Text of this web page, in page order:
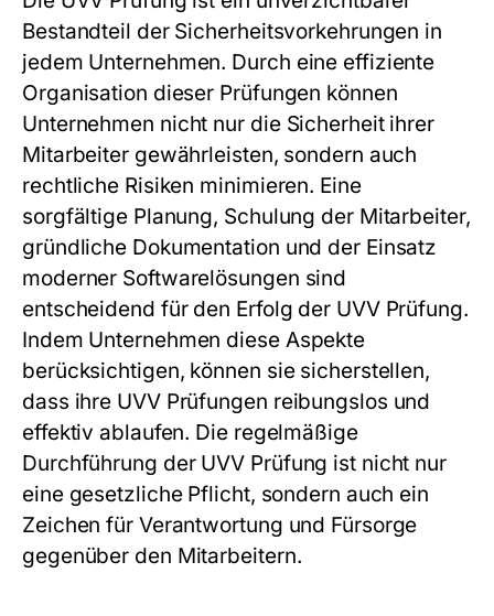
Bestandteil der Sicherheitsvorkehrungen in
jedem Unternehmen. Durch eine effiziente
Organisation dieser Prüfungen können
Unternehmen nicht nur die Sicherheit ihrer
Mitarbeiter gewährleisten, sondern auch
rechtliche Risiken minimieren. Eine
sorgfältige Planung, Schulung der Mitarbeiter,
gründliche Dokumentation und der Einsatz
moderner Softwarelösungen sind
entscheidend für den Erfolg der UVV Prüfung.
Indem Unternehmen diese Aspekte
berücksichtigen, können sie sicherstellen,
dass ihre UVV Prüfungen reibungslos und
effektiv ablaufen. Die regelmäßige
Durchführung der UVV Prüfung ist nicht nur
eine gesetzliche Pflicht, sondern auch ein
Zeichen für Verantwortung und Fürsorge
gegenüber den Mitarbeitern.